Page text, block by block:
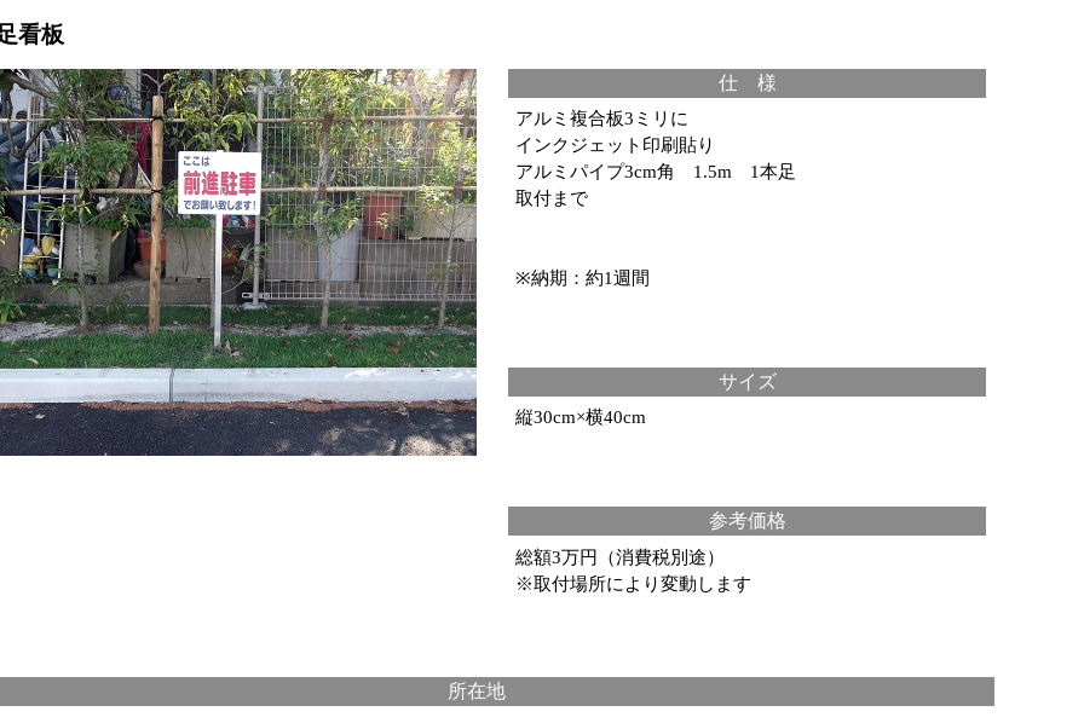
看板
仕 様
アルミ複合板3ミリに
インクジェット印刷貼り
アルミパイプ3cm角 1.5m 1本足
取付まで
※納期：約1週間
サイズ
縦30cm×横40cm
参考価格
総額3万円（消費税別途）
※取付場所により変動します
所在地